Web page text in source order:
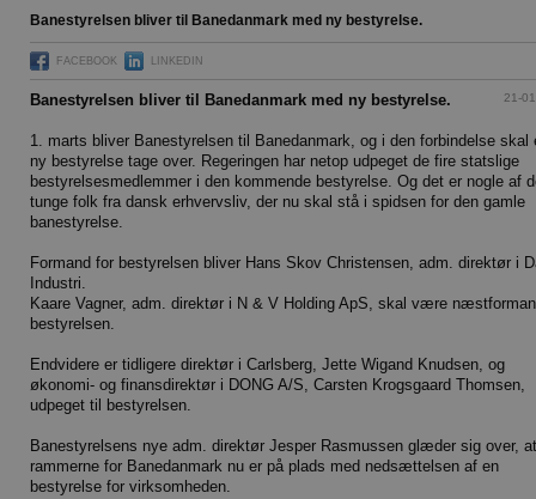
Banestyrelsen bliver til Banedanmark med ny bestyrelse.
FACEBOOK LINKEDIN
21-
Banestyrelsen bliver til Banedanmark med ny bestyrelse.
1. marts bliver Banestyrelsen til Banedanmark, og i den forbindelse skal
ny bestyrelse tage over. Regeringen har netop udpeget de fire statslige
bestyrelsesmedlemmer i den kommende bestyrelse. Og det er nogle af
tunge folk fra dansk erhvervsliv, der nu skal stå i spidsen for den gamle
banestyrelse.
Formand for bestyrelsen bliver Hans Skov Christensen, adm. direktør i
Industri.
Kaare Vagner, adm. direktør i N & V Holding ApS, skal være
bestyrelsen.
Endvidere er tidligere direktør i Carlsberg, Jette Wigand Knudsen, og
økonomi- og finansdirektør i DONG A/S, Carsten Krogsgaard Thomsen,
udpeget til bestyrelsen.
Banestyrelsens nye adm. direktør Jesper Rasmussen glæder sig over, at
rammerne for Banedanmark nu er på plads med nedsættelsen af en
bestyrelse for virksomheden.